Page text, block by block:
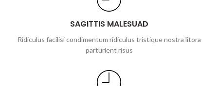
SAGITTIS MALESUAD
Ridiculus facilisi condimentum ridiculus tristique nostra litora
parturient risus